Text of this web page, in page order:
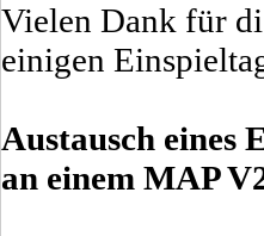
Vielen Dank für
einigen
Austausch eines
an einem MAP